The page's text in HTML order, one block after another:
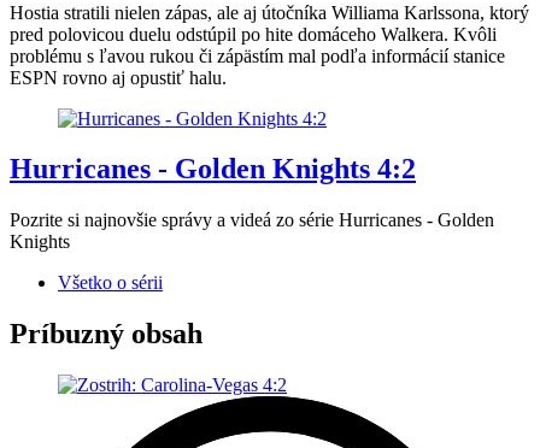
Hostia stratili nielen zápas, ale aj útočníka Williama Karlssona, ktorý
pred polovicou duelu odstúpil po hite domáceho Walkera. Kvôli
problému s ľavou rukou či zápästím mal podľa informácií stanice
ESPN rovno aj opustiť halu.
Hurricanes - Golden Knights 4:2
Pozrite si najnovšie správy a videá zo série Hurricanes - Golden
Knights
Všetko o sérii
Príbuzný obsah